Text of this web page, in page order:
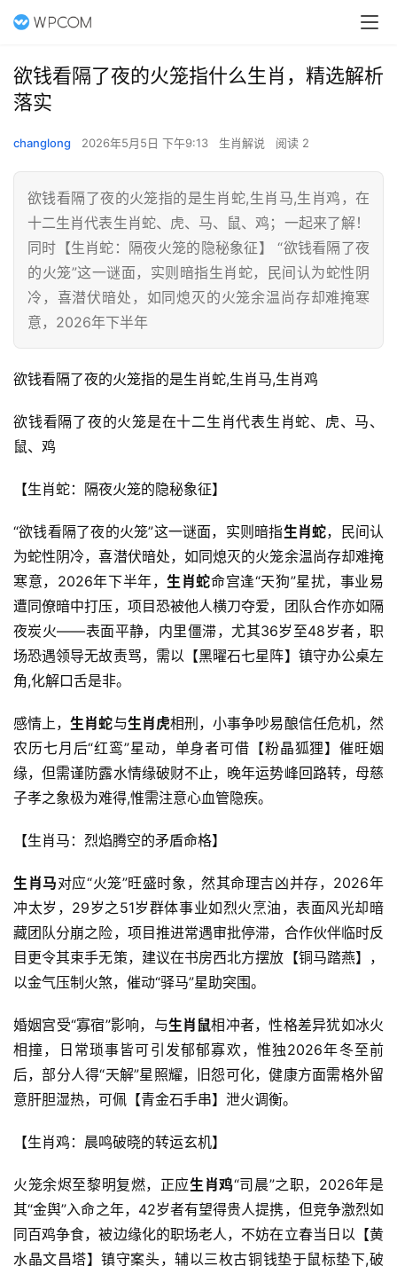
欲钱看隔了夜的火笼指什么生肖，精选解析
落实
changlong 2026年5月5日 下午9:13 生肖解说 阅读 2
欲钱看隔了夜的火笼指的是生肖蛇,生肖马,生肖鸡，在
十二生肖代表生肖蛇、虎、马、鼠、鸡；一起来了解！
同时【生肖蛇：隔夜火笼的隐秘象征】 “欲钱看隔了夜
的火笼”这一谜面，实则暗指生肖蛇，民间认为蛇性阴
冷，喜潜伏暗处，如同熄灭的火笼余温尚存却难掩寒
意，2026年下半年
欲钱看隔了夜的火笼指的是生肖蛇,生肖马,生肖鸡
欲钱看隔了夜的火笼是在十二生肖代表生肖蛇、虎、马、
鼠、鸡
【生肖蛇：隔夜火笼的隐秘象征】
“欲钱看隔了夜的火笼”这一谜面，实则暗指生肖蛇，民间认
为蛇性阴冷，喜潜伏暗处，如同熄灭的火笼余温尚存却难掩
寒意，2026年下半年，生肖蛇命宫逢“天狗”星扰，事业易
遭同僚暗中打压，项目恐被他人横刀夺爱，团队合作亦如隔
夜炭火——表面平静，内里僵滞，尤其36岁至48岁者，职
场恐遇领导无故责骂，需以【黑曜石七星阵】镇守办公桌左
角,化解口舌是非。
感情上，生肖蛇与生肖虎相刑，小事争吵易酿信任危机，然
农历七月后“红鸾”星动，单身者可借【粉晶狐狸】催旺姻
缘，但需谨防露水情缘破财不止，晚年运势峰回路转，母慈
子孝之象极为难得,惟需注意心血管隐疾。
【生肖马：烈焰腾空的矛盾命格】
生肖马对应“火笼”旺盛时象，然其命理吉凶并存，2026年
冲太岁，29岁之51岁群体事业如烈火烹油，表面风光却暗
藏团队分崩之险，项目推进常遇审批停滞，合作伙伴临时反
目更令其束手无策，建议在书房西北方摆放【铜马踏燕】，
以金气压制火煞，催动“驿马”星助突围。
婚姻宫受“寡宿”影响，与生肖鼠相冲者，性格差异犹如冰火
相撞，日常琐事皆可引发郁郁寡欢，惟独2026年冬至前
后，部分人得“天解”星照耀，旧怨可化，健康方面需格外留
意肝胆湿热，可佩【青金石手串】泄火调衡。
【生肖鸡：晨鸣破晓的转运玄机】
火笼余烬至黎明复燃，正应生肖鸡“司晨”之职，2026年是
其“金舆”入命之年，42岁者有望得贵人提携，但竞争激烈如
同百鸡争食，被边缘化的职场老人，不妨在立春当日以【黄
水晶文昌塔】镇守案头，辅以三枚古铜钱垫于鼠标垫下,破